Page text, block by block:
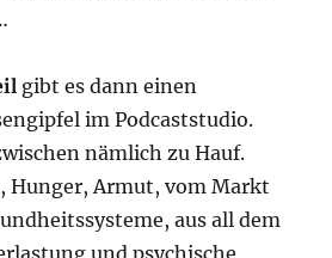
gibt es dann einen
im Podcaststudio.
nämlich zu Hauf.
Hunger, Armut, vom Markt
aus all dem